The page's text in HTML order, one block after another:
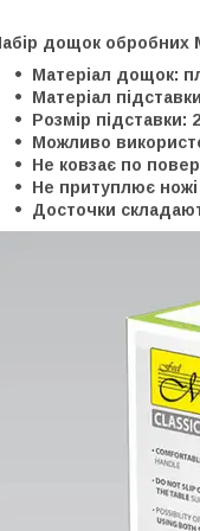
дощок обробних
Матеріал дощок:
Матеріал
Розмір підставки:
Можливо
Не ковзає по
Не притуплює ножі
Досточки